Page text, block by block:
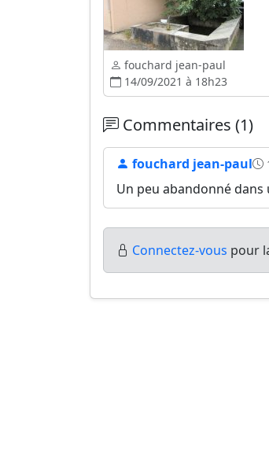
fouchard jean-paul
14/09/2021 à 18h23
Commentaires (1)
fouchard jean-paul
Un peu abandonné
Connectez-vous pour